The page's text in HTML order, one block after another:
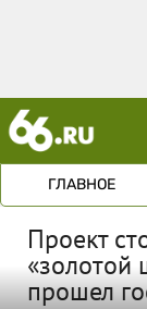
ГЛАВНОЕ
Проект
«золотой
прошел